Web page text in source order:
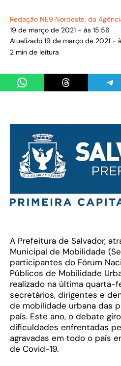
Redação NE9 Nordeste, da
19 de março de 2021 - às 15:56
Atualizado 19 de março de 2021 -
2 min de leitura
Share on WhatsAppShare on Threads
A Prefeitura de Salvador,
Municipal de Mobilidade
participantes do Fórum
Públicos de Mobilidade
realizado na última quarta-
secretários, dirigentes e
de mobilidade urbana das
país. Este ano, o debate
dificuldades enfrentadas
agravadas em todo o país
de Covid-19.